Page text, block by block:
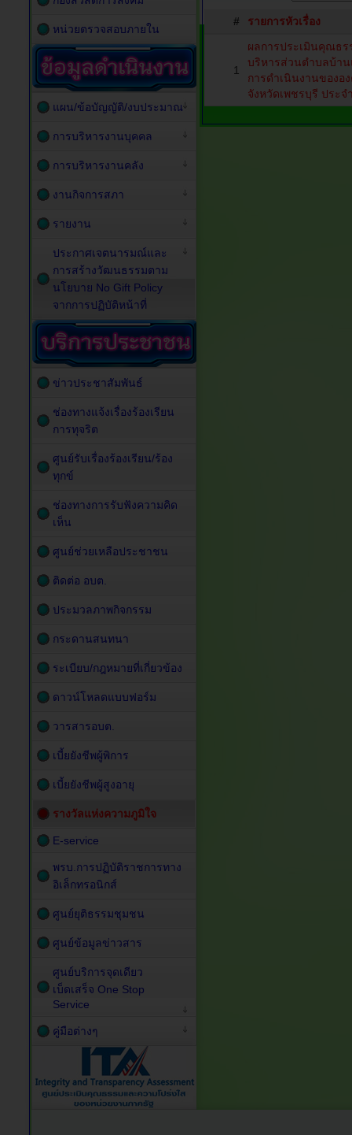
# รายการหัวเรื่อง
1
ผลการประเมินคุณธร
บริหารส่วนตำบลบ้า
การดำเนินงานของ
จังหวัดเพชรบุรี ประ
หน่วยตรวจสอบภายใน
แผน/ข้อบัญญัติ/งบประมาณ
การบริหารงานบุคคล
การบริหารงานคลัง
งานกิจการสภา
รายงาน
ประกาศเจตนารมณ์และ
การสร้างวัฒนธรรมตาม
นโยบาย No Gift Policy
จากการปฏิบัติหน้าที่
ข่าวประชาสัมพันธ์
ช่องทางแจ้งเรื่องร้องเรียน
การทุจริต
ศูนย์รับเรื่องร้องเรียน/ร้อง
ทุกข์
ช่องทางการรับฟังความคิด
เห็น
ศูนย์ช่วยเหลือประชาชน
ติดต่อ อบต.
ประมวลภาพกิจกรรม
กระดานสนทนา
ระเบียบ/กฎหมายที่เกี่ยวข้อง
ดาวน์โหลดแบบฟอร์ม
วารสารอบต.
เบี้ยยังชีพผู้พิการ
เบี้ยยังชีพผู้สูงอายุ
รางวัลแห่งความภูมิใจ
E-service
พรบ.การปฏิบัติราชการทาง
อิเล็กทรอนิกส์
ศูนย์ยุติธรรมชุมชน
ศูนย์ข้อมูลข่าวสาร
ศูนย์บริการจุดเดียว
เบ็ดเสร็จ One Stop
Service
คู่มือต่างๆ